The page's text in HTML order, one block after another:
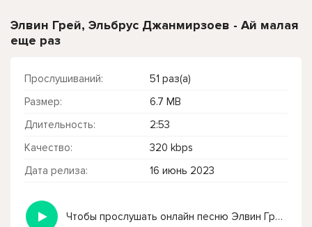
Элвин Грей, Эльбрус Джанмирзоев - Ай малая
еще раз
Прослушиваний:
51 раз(а)
Размер:
6.7 MB
Длительность:
2:53
Качество:
320 kbps
Дата релиза:
16 июнь 2023
Чтобы прослушать онлайн песню Элвин Грей, Эльбрус Джанмирзоев - Ай малая еще раз нажмите на кнопку плей с светом зелений